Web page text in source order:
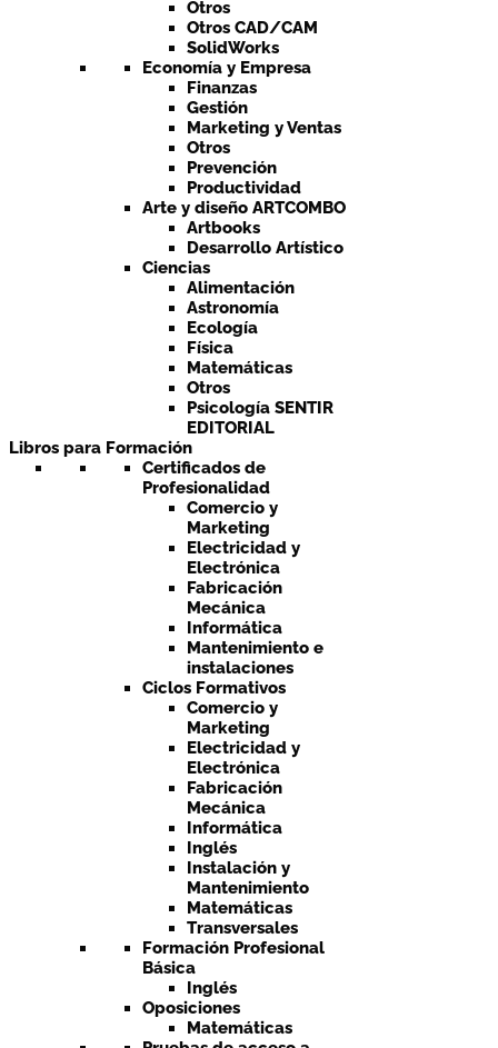
Otros
Otros CAD/CAM
SolidWorks
Economía y Empresa
Finanzas
Gestión
Marketing y Ventas
Otros
Prevención
Productividad
Arte y diseño ARTCOMBO
Artbooks
Desarrollo Artístico
Ciencias
Alimentación
Astronomía
Ecología
Física
Matemáticas
Otros
Psicología SENTIR
EDITORIAL
Libros para Formación
Certificados de
Profesionalidad
Comercio y
Marketing
Electricidad y
Electrónica
Fabricación
Mecánica
Informática
Mantenimiento e
instalaciones
Ciclos Formativos
Comercio y
Marketing
Electricidad y
Electrónica
Fabricación
Mecánica
Informática
Inglés
Instalación y
Mantenimiento
Matemáticas
Transversales
Formación Profesional
Básica
Inglés
Oposiciones
Matemáticas